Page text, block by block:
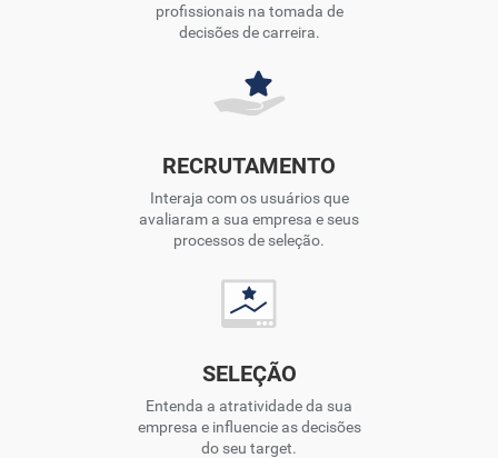
profissionais na tomada de
decisões de carreira.
RECRUTAMENTO
Interaja com os usuários que
avaliaram a sua empresa e seus
processos de seleção.
SELEÇÃO
Entenda a atratividade da sua
empresa e influencie as decisões
do seu target.